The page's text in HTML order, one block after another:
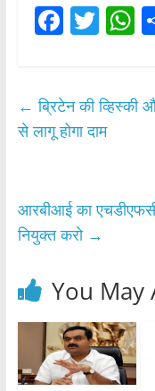
F
e
b
o
k
T
er s
← ब्रिटेन की व्हिस्की
से लागू होगा दाम
आरबीआई का
नियुक्त करो →
You May